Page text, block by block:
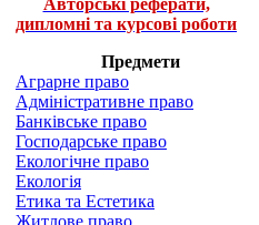
Авторські реферати,
дипломні та курсові роботи
Предмети
Аграрне право
Адміністративне право
Банківське право
Господарське право
Екологічне право
Екологія
Етика та Естетика
Житлове право